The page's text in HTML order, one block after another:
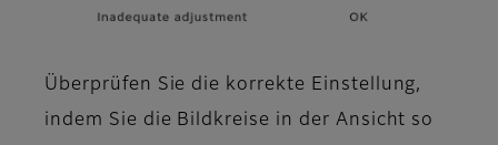
Überprüfen Sie die korrekte Einstellung,
indem Sie die Bildkreise in der Ansicht so